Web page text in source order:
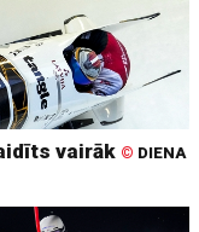
vairāk © DIENA